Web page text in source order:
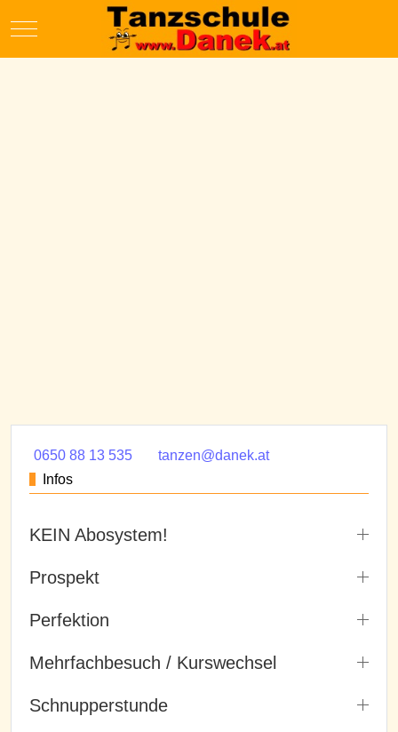
Mobile Menu Toggle
0650 88 13 535
tanzen@danek.at
Infos
KEIN Abosystem!
Prospekt
Perfektion
Mehrfachbesuch / Kurswechsel
Schnupperstunde